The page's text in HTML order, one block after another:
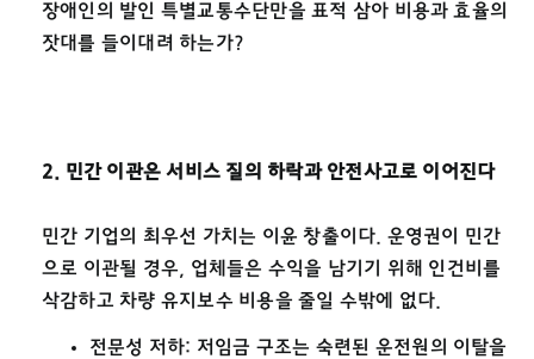
장애인의 발인 특별교통수단만을 표적 삼아 비용과 효율의
잣대를 들이대려 하는가?
2. 민간 이관은 서비스 질의 하락과 안전사고로 이어진다
민간 기업의 최우선 가치는 이윤 창출이다. 운영권이 민간
으로 이관될 경우, 업체들은 수익을 남기기 위해 인건비를
삭감하고 차량 유지보수 비용을 줄일 수밖에 없다.
전문성 저하: 저임금 구조는 숙련된 운전원의 이탈을